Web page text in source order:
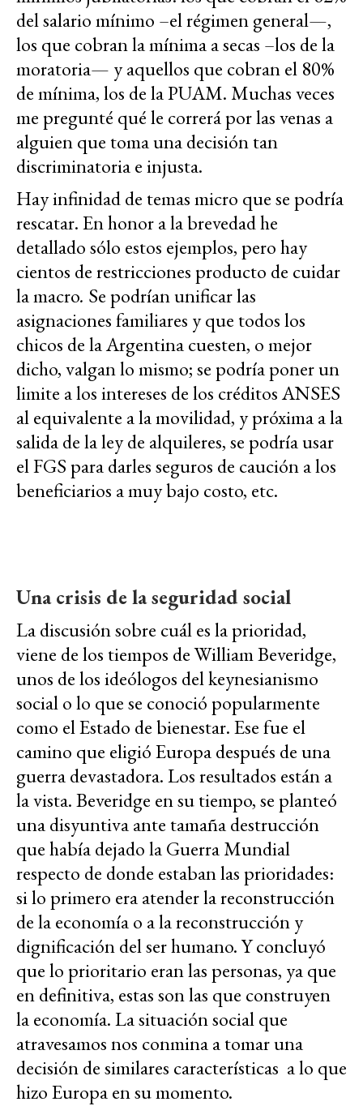
del salario mínimo –el régimen general—,
los que cobran la mínima a secas –los de la
moratoria— y aquellos que cobran el 80%
de mínima, los de la PUAM. Muchas veces
me pregunté qué le correrá por las venas a
alguien que toma una decisión tan
discriminatoria e injusta.
Hay infinidad de temas micro que se podría
rescatar. En honor a la brevedad he
detallado sólo estos ejemplos, pero hay
cientos de restricciones producto de cuidar
la macro. Se podrían unificar las
asignaciones familiares y que todos los
chicos de la Argentina cuesten, o mejor
dicho, valgan lo mismo; se podría poner un
limite a los intereses de los créditos ANSES
al equivalente a la movilidad, y próxima a la
salida de la ley de alquileres, se podría usar
el FGS para darles seguros de caución a los
beneficiarios a muy bajo costo, etc.
Una crisis de la seguridad social
La discusión sobre cuál es la prioridad,
viene de los tiempos de William Beveridge,
unos de los ideólogos del keynesianismo
social o lo que se conoció popularmente
como el Estado de bienestar. Ese fue el
camino que eligió Europa después de una
guerra devastadora. Los resultados están a
la vista. Beveridge en su tiempo, se planteó
una disyuntiva ante tamaña destrucción
que había dejado la Guerra Mundial
respecto de donde estaban las prioridades:
si lo primero era atender la reconstrucción
de la economía o a la reconstrucción y
dignificación del ser humano. Y concluyó
que lo prioritario eran las personas, ya que
en definitiva, estas son las que construyen
la economía. La situación social que
atravesamos nos conmina a tomar una
decisión de similares características a lo que
hizo Europa en su momento.